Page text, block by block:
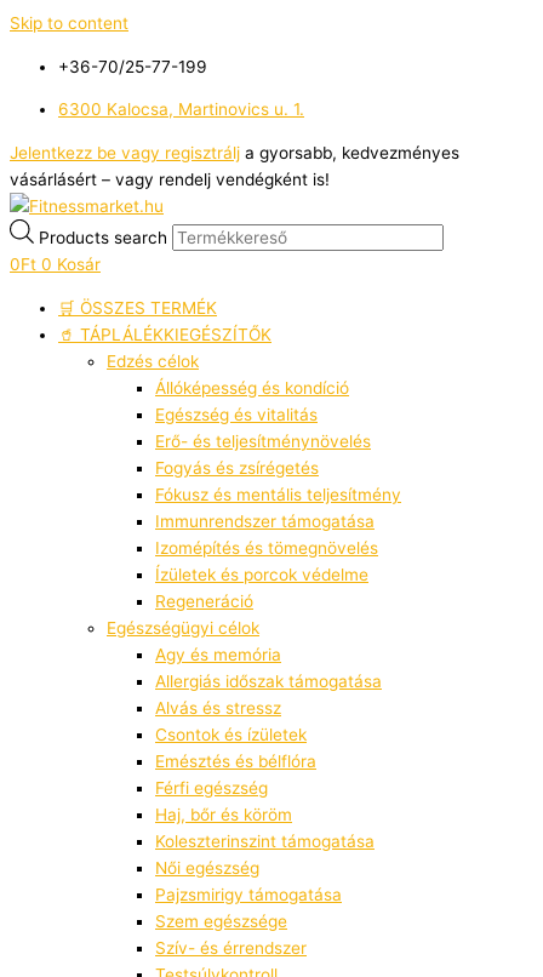
Skip to content
+36-70/25-77-199
6300 Kalocsa, Martinovics u. 1.
Jelentkezz be vagy regisztrálj a gyorsabb, kedvezményes
vásárlásért – vagy rendelj vendégként is!
Products search
0Ft 0 Kosár
🛒 ÖSSZES TERMÉK
🥤 TÁPLÁLÉKKIEGÉSZÍTŐK
Edzés célok
Állóképesség és kondíció
Egészség és vitalitás
Erő- és teljesítménynövelés
Fogyás és zsírégetés
Fókusz és mentális teljesítmény
Immunrendszer támogatása
Izomépítés és tömegnövelés
Ízületek és porcok védelme
Regeneráció
Egészségügyi célok
Agy és memória
Allergiás időszak támogatása
Alvás és stressz
Csontok és ízületek
Emésztés és bélflóra
Férfi egészség
Haj, bőr és köröm
Koleszterinszint támogatása
Női egészség
Pajzsmirigy támogatása
Szem egészsége
Szív- és érrendszer